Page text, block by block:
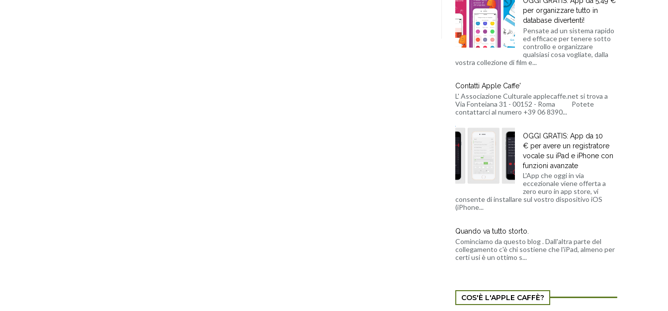
per organizzare tutto in
database divertenti!
Pensate ad un sistema rapido
ed efficace per tenere sotto
controllo e organizzare
qualsiasi cosa vogliate, dalla
vostra collezione di film e...
Contatti Apple Caffe'
L' Associazione Culturale applecaffe.net si trova a
Via Fonteiana 31 - 00152 - Roma Potete
contattarci al numero +39 06 8390...
OGGI GRATIS: App da 10
€ per avere un registratore
vocale su iPad e iPhone con
funzioni avanzate
L'App che oggi in via
eccezionale viene offerta a
zero euro in app store, vi
consente di installare sul vostro dispositivo iOS
(iPhone...
Quando va tutto storto.
Cominciamo da questo blog . Dall'altra parte del
collegamento c'è chi sostiene che l'iPad, almeno per
certi usi è un ottimo s...
COS'È L'APPLE CAFFÈ?